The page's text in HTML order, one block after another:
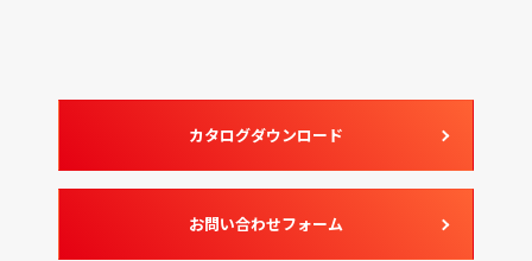
カタログダウンロード
お問い合わせフォーム